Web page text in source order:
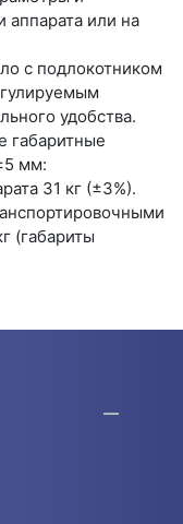
аппарата или на
с подлокотником
удобства.
габаритные
мм:
31 кг (±3%).
(габариты